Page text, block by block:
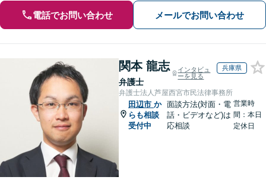
電話でお問い合わせ メールでお問い合わせ
関本 龍志
弁護士
インタビュ
ーを見る
兵庫県
弁護士法人芦屋西宮市民法律事務所
田辺市 か
らも相談
受付中
面談方法(対面・電
話・ビデオなど)は
応相談
営業時
間：本日
定休日